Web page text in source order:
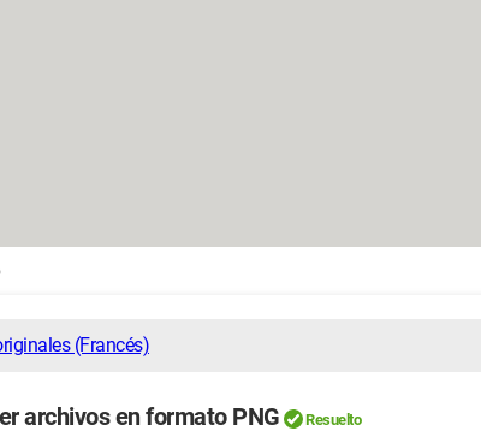
(Francés)
archivos en formato PNG Resuelto